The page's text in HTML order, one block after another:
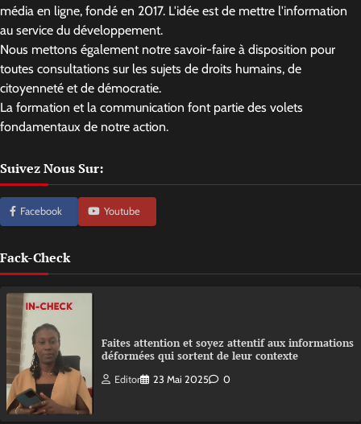
média en ligne, fondé en 2017. L'idée est de mettre l'information
au service du développement.
Nous mettons également notre savoir-faire à disposition pour
toutes consultations sur les sujets de droits humains, de
citoyenneté et de démocratie.
La formation et la communication font partie des volets
fondamentaux de notre action.
Suivez Nous Sur:
Facebook Youtube
Fack-Check
Faites attention et soyez attentif aux informations
déformées qui sortent de leur contexte
Editor 23 Mai 2025 0